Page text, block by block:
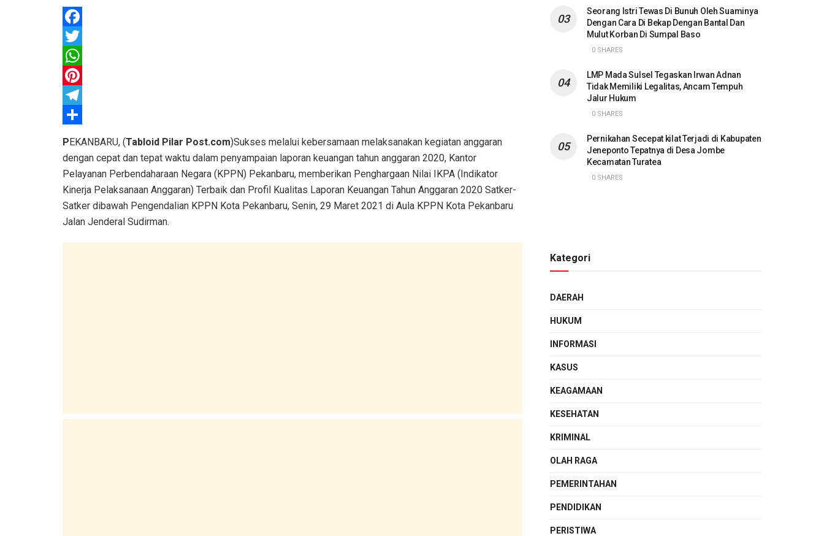
F
a
c
e
b
o
k
T
w
e
r
W
h
a
s
A
p
p
P
t
e
r
e
T
l
e
g
r
h
a
r
e
PEKANBARU, (Tabloid Pilar Post.com)Sukses melalui kebersamaan melaksanakan kegiatan anggaran
dengan cepat dan tepat waktu dalam penyampaian laporan keuangan tahun anggaran 2020, Kantor
Pelayanan Perbendaharaan Negara (KPPN) Pekanbaru, memberikan Penghargaan Nilai IKPA (Indikator
Kinerja Pelaksanaan Anggaran) Terbaik dan Profil Kualitas Laporan Keuangan Tahun Anggaran 2020 Satker-
Satker dibawah Pengendalian KPPN Kota Pekanbaru, Senin, 29 Maret 2021 di Aula KPPN Kota Pekanbaru
Jalan Jenderal Sudirman.
Seorang Istri Tewas Di Bunuh Oleh Suaminya
Dengan Cara Di Bekap Dengan Bantal Dan
Mulut Korban Di Sumpal Baso
0 SHARES
LMP Mada Sulsel Tegaskan Irwan Adnan
Tidak Memiliki Legalitas, Ancam Tempuh
Jalur Hukum
0 SHARES
Pernikahan Secepat kilat Terjadi di Kabupaten
Jeneponto Tepatnya di Desa Jombe
Kecamatan Turatea
0 SHARES
Kategori
DAERAH
HUKUM
INFORMASI
KASUS
KEAGAMAAN
KESEHATAN
KRIMINAL
OLAH RAGA
PEMERINTAHAN
PENDIDIKAN
PERISTIWA